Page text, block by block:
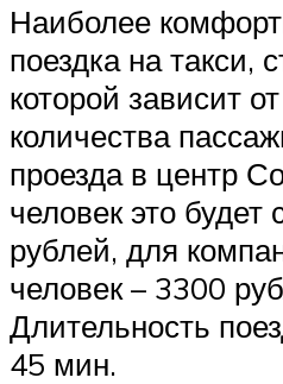
Наиболее
поездка на такси,
которой зависит
количества
проезда в центр
человек это будет
рублей, для
человек – 3300
Длительность
45 мин.